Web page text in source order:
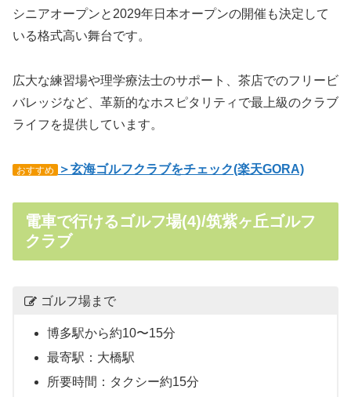
シニアオープンと2029年日本オープンの開催も決定して
いる格式高い舞台です。
広大な練習場や理学療法士のサポート、茶店でのフリービ
バレッジなど、革新的なホスピタリティで最上級のクラブ
ライフを提供しています。
おすすめ ＞玄海ゴルフクラブをチェック(楽天GORA)
電車で行けるゴルフ場(4)/筑紫ヶ丘ゴルフ
クラブ
ゴルフ場まで
博多駅から約10〜15分
最寄駅：大橋駅
所要時間：タクシー約15分